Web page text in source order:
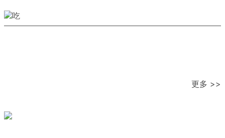
更多 >>